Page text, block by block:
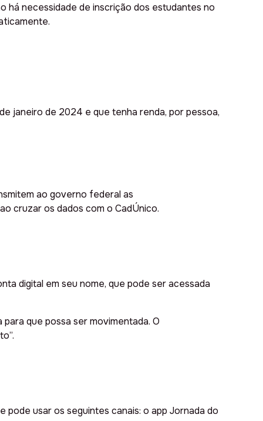
há necessidade de inscrição dos estudantes no
janeiro de 2024 e que tenha renda, por pessoa,
ao governo federal as
cruzar os dados com o CadÚnico.
digital em seu nome, que pode ser acessada
que possa ser movimentada. O
usar os seguintes canais: o app Jornada do